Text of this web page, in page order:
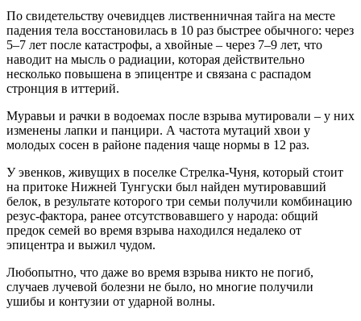
По свидетельству очевидцев лиственничная тайга на месте
падения тела восстановилась в 10 раз быстрее обычного: через
5–7 лет после катастрофы, а хвойные – через 7–9 лет, что
наводит на мысль о радиации, которая действительно
несколько повышена в эпицентре и связана с распадом
стронция в иттерий.
Муравьи и рачки в водоемах после взрыва мутировали – у них
изменены лапки и панцири. А частота мутаций хвои у
молодых сосен в районе падения чаще нормы в 12 раз.
У эвенков, живущих в поселке Стрелка-Чуня, который стоит
на притоке Нижней Тунгуски был найден мутировавший
белок, в результате которого три семьи получили комбинацию
резус-фактора, ранее отсутствовавшего у народа: общий
предок семей во время взрыва находился недалеко от
эпицентра и выжил чудом.
Любопытно, что даже во время взрыва никто не погиб,
случаев лучевой болезни не было, но многие получили
ушибы и контузии от ударной волны.